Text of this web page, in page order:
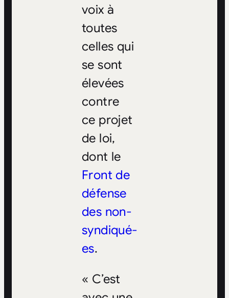
voix à
toutes
celles qui
se sont
élevées
contre
ce projet
de loi,
dont le
Front de
défense
des non-
syndiqué-
es.
« C’est